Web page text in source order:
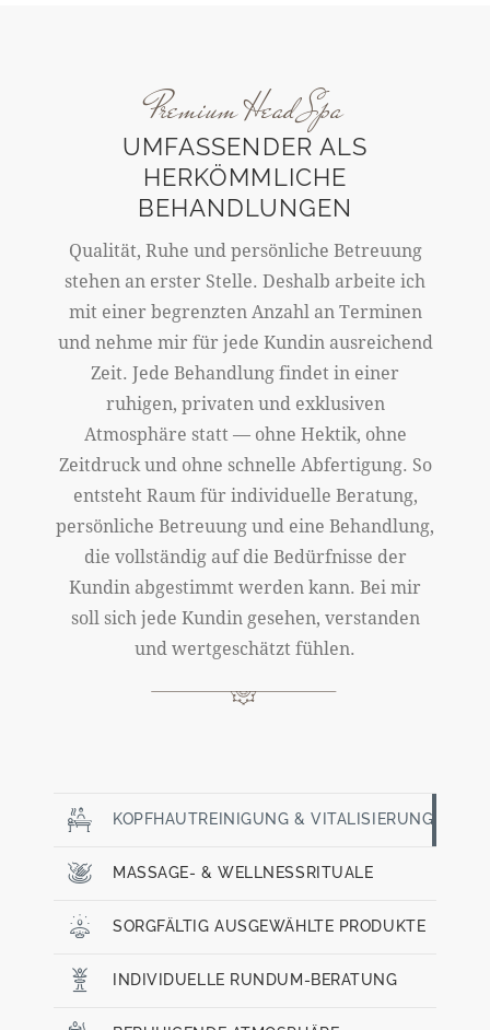
Premium Head Spa
UMFASSENDER ALS
HERKÖMMLICHE
BEHANDLUNGEN
Qualität, Ruhe und persönliche Betreuung
stehen an erster Stelle. Deshalb arbeite ich
mit einer begrenzten Anzahl an Terminen
und nehme mir für jede Kundin ausreichend
Zeit. Jede Behandlung findet in einer
ruhigen, privaten und exklusiven
Atmosphäre statt — ohne Hektik, ohne
Zeitdruck und ohne schnelle Abfertigung. So
entsteht Raum für individuelle Beratung,
persönliche Betreuung und eine Behandlung,
die vollständig auf die Bedürfnisse der
Kundin abgestimmt werden kann. Bei mir
soll sich jede Kundin gesehen, verstanden
und wertgeschätzt fühlen.
KOPFHAUTREINIGUNG & VITALISIERUNG
MASSAGE- & WELLNESSRITUALE
SORGFÄLTIG AUSGEWÄHLTE PRODUKTE
INDIVIDUELLE RUNDUM-BERATUNG